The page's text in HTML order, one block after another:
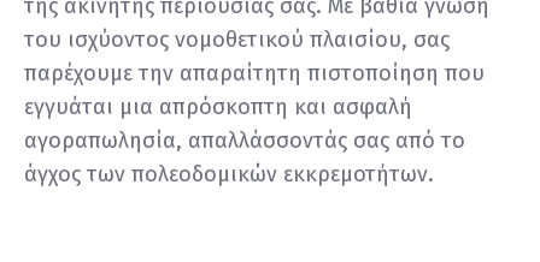
της ακίνητης περιουσίας σας. Με βαθιά γνώση
του ισχύοντος νομοθετικού πλαισίου, σας
παρέχουμε την απαραίτητη πιστοποίηση που
εγγυάται μια απρόσκοπτη και ασφαλή
αγοραπωλησία, απαλλάσσοντάς σας από το
άγχος των πολεοδομικών εκκρεμοτήτων.